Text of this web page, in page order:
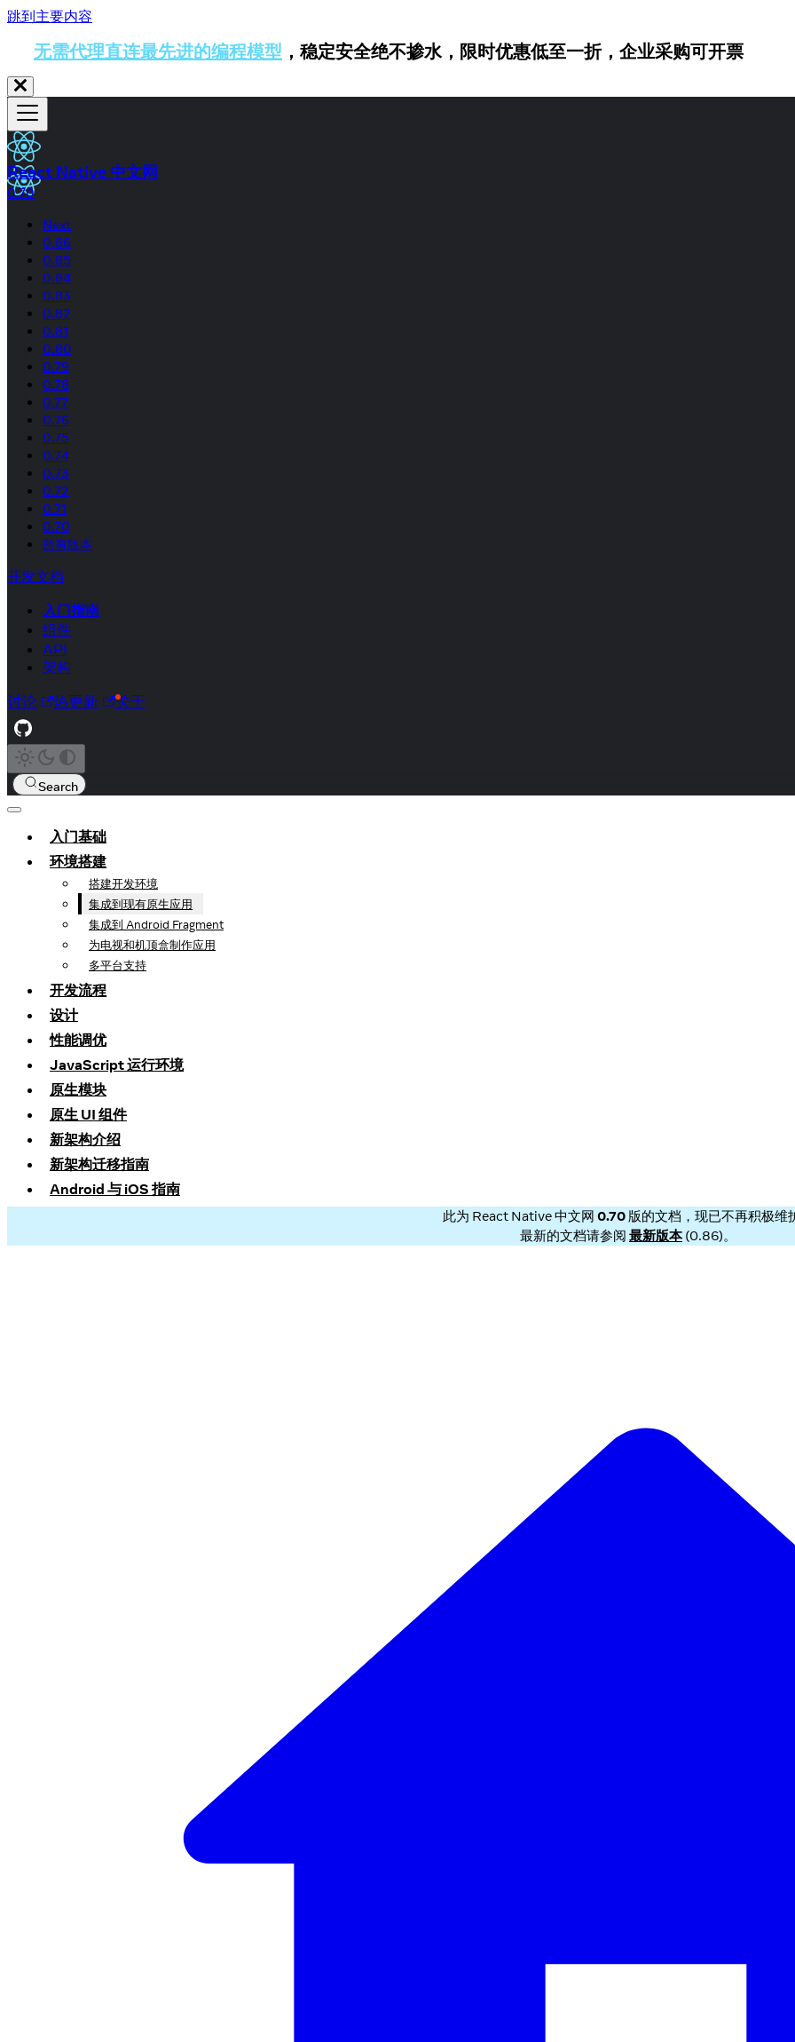
跳到主要内容
无需代理直连最先进的编程模型 ，稳定安全绝不掺水，限时优惠低至一折，企业采购可开票
React Native 中文网
0.70
Next
0.86
0.85
0.84
0.83
0.82
0.81
0.80
0.79
0.78
0.77
0.76
0.75
0.74
0.73
0.72
0.71
0.70
所有版本
开发文档
入门指南
组件
API
架构
讨论 热更新 关于
Search
入门基础
环境搭建
搭建开发环境
集成到现有原生应用
集成到 Android Fragment
为电视和机顶盒制作应用
多平台支持
开发流程
设计
性能调优
JavaScript 运行环境
原生模块
原生 UI 组件
新架构介绍
新架构迁移指南
Android 与 iOS 指南
此为 React Native 中文网 0.70版的文档，现已不再积极维
最新的文档请参阅 最新版本(0.86)。